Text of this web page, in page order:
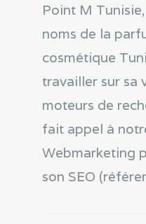
Point M
noms de la
cosmétique
travailler sur sa
moteurs de
fait appel à
Webmarketing
son SEO